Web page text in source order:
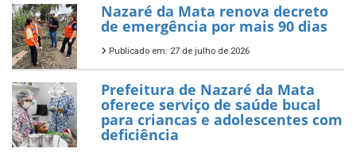
Nazaré da Mata renova decreto
de emergência por mais 90 dias
Publicado em: 27 de julho de 2026
Prefeitura de Nazaré da Mata
oferece serviço de saúde bucal
para criancas e adolescentes com
deficiência